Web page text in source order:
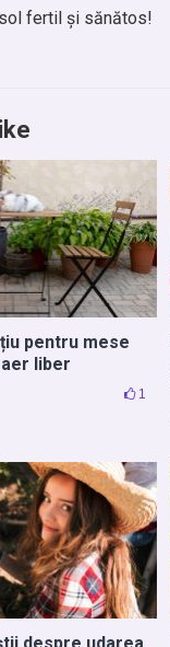
fertil și sănătos!
pentru mese
liber
1